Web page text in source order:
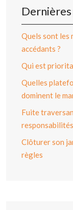
Quels sont les
accédants ?
Qui est
Quelles
dominent le
Fuite
responsabilités
Clôturer son
règles